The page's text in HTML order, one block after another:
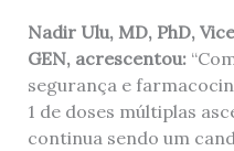
Nadir Ulu, MD, PhD,
GEN, acrescentou:
segurança e
1 de doses múltiplas
continua sendo um